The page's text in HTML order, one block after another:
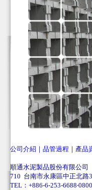
公司介紹 ｜ 品管過程 ｜ 產品
順通水泥製品股份有限公
710 台南市永康區中正北路
TEL：+886-6-253-